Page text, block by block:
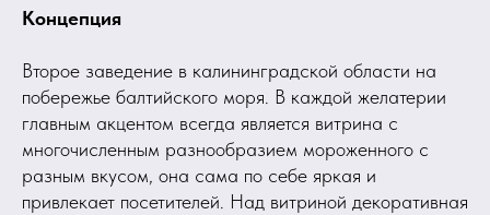
Концепция
Второе заведение в калининградской области на
побережье балтийского моря. В каждой желатерии
главным акцентом всегда является витрина с
многочисленным разнообразием мороженного с
разным вкусом, она сама по себе яркая и
привлекает посетителей. Над витриной декоративная